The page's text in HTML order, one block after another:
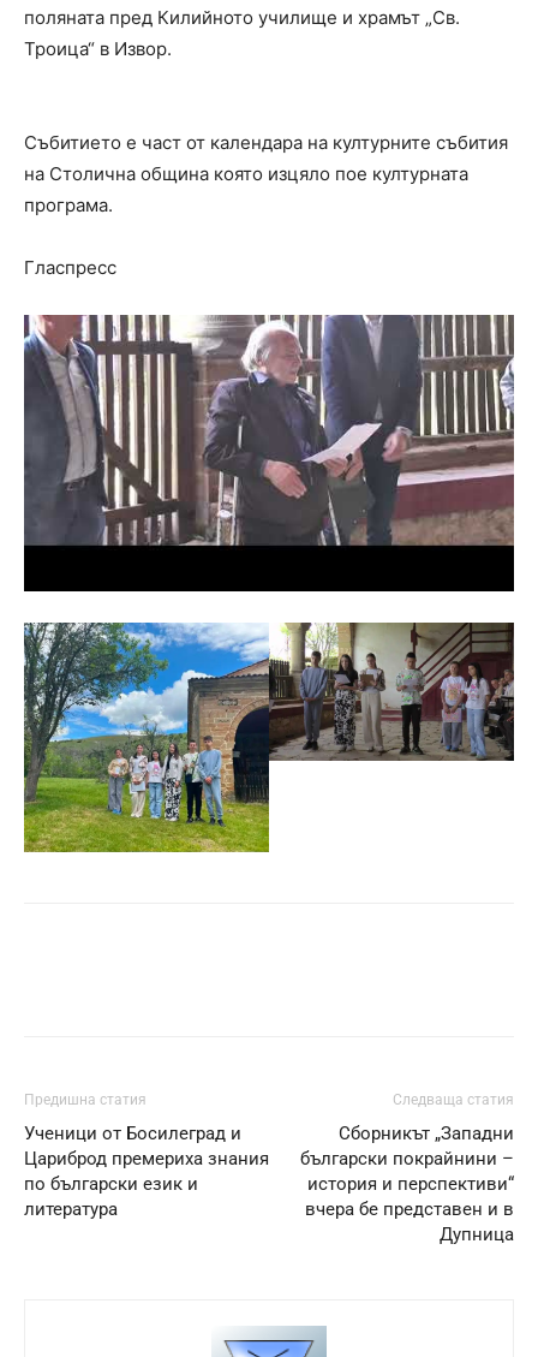
поляната пред Килийното училище и храмът „Св.
Троица“ в Извор.
Събитието е част от календара на културните събития
на Столична община която изцяло пое културната
програма.
Гласпресс
Предишна статия
Ученици от Босилеград и
Цариброд премериха знания
по български език и
литература
Следваща статия
Сборникът „Западни
български покрайнини –
история и перспективи“
вчера бе представен и в
Дупница